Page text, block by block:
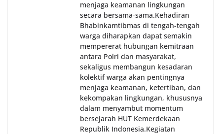
menjaga keamanan lingkungan
secara bersama-sama.‎‎Kehadiran
Bhabinkamtibmas di tengah-tengah
warga diharapkan dapat semakin
mempererat hubungan kemitraan
antara Polri dan masyarakat,
sekaligus membangun kesadaran
kolektif warga akan pentingnya
menjaga keamanan, ketertiban, dan
kekompakan lingkungan, khususnya
dalam menyambut momentum
bersejarah HUT Kemerdekaan
Republik Indonesia.‎Kegiatan